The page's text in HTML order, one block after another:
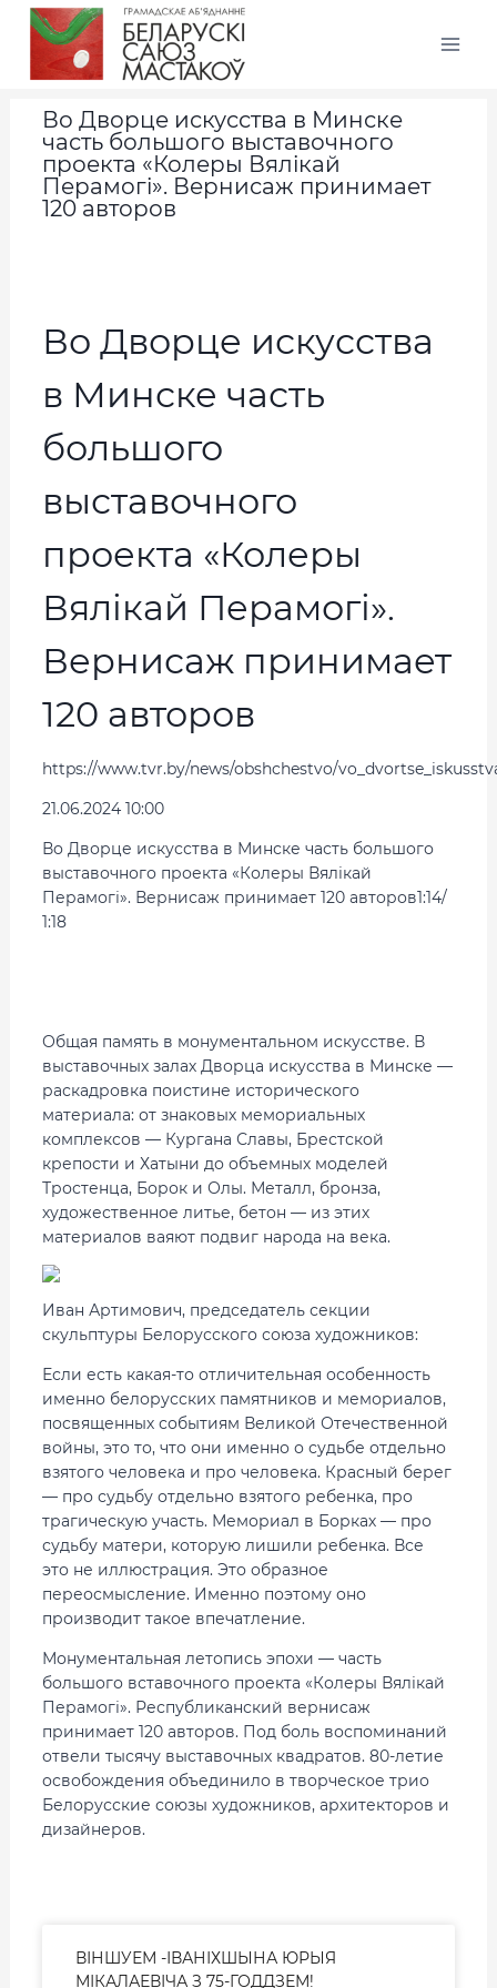
Во Дворце искусства в Минске
часть большого выставочного
проекта «Колеры Вялікай
Перамогі». Вернисаж принимает
120 авторов
Во Дворце искусства
в Минске часть
большого
выставочного
проекта «Колеры
Вялікай Перамогі».
Вернисаж принимает
120 авторов
https://www.tvr.by/news/obshchestvo/
21.06.2024 10:00
Во Дворце искусства в Минске часть большого
выставочного проекта «Колеры Вялікай
Перамогі». Вернисаж принимает 120 авторов1:14/
1:18
Общая память в монументальном искусстве. В
выставочных залах Дворца искусства в Минске —
раскадровка поистине исторического
материала: от знаковых мемориальных
комплексов — Кургана Славы, Брестской
крепости и Хатыни до объемных моделей
Тростенца, Борок и Олы. Металл, бронза,
художественное литье, бетон — из этих
материалов ваяют подвиг народа на века.
Иван Артимович, председатель секции
скульптуры Белорусского союза художников:
Если есть какая-то отличительная особенность
именно белорусских памятников и мемориалов,
посвященных событиям Великой Отечественной
войны, это то, что они именно о судьбе отдельно
взятого человека и про человека. Красный берег
— про судьбу отдельно взятого ребенка, про
трагическую участь. Мемориал в Борках — про
судьбу матери, которую лишили ребенка. Все
это не иллюстрация. Это образное
переосмысление. Именно поэтому оно
производит такое впечатление.
Монументальная летопись эпохи — часть
большого вставочного проекта «Колеры Вялікай
Перамогі». Республиканский вернисаж
принимает 120 авторов. Под боль воспоминаний
отвели тысячу выставочных квадратов. 80-летие
освобождения объединило в творческое трио
Белорусские союзы художников, архитекторов и
дизайнеров.
ВІНШУЕМ -ІВАНІХШЫНА ЮРЫЯ
МІКАЛАЕВІЧА З 75-ГОДДЗЕМ!